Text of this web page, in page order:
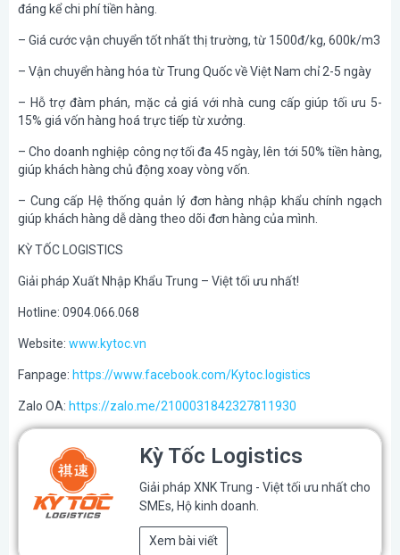
đáng kể chi phí tiền hàng.
– Giá cước vận chuyển tốt nhất thị trường, từ 1500đ/kg, 600k/m3
– Vận chuyển hàng hóa từ Trung Quốc về Việt Nam chỉ 2-5 ngày
– Hỗ trợ đàm phán, mặc cả giá với nhà cung cấp giúp tối ưu 5-
15% giá vốn hàng hoá trực tiếp từ xưởng.
– Cho doanh nghiệp công nợ tối đa 45 ngày, lên tới 50% tiền hàng,
giúp khách hàng chủ động xoay vòng vốn.
– Cung cấp Hệ thống quản lý đơn hàng nhập khẩu chính ngạch
giúp khách hàng dễ dàng theo dõi đơn hàng của mình.
KỲ TỐC LOGISTICS
Giải pháp Xuất Nhập Khẩu Trung – Việt tối ưu nhất!
Hotline: 0904.066.068
Website: www.kytoc.vn
Fanpage: https://www.facebook.com/Kytoc.logistics
Zalo OA: https://zalo.me/2100031842327811930
Kỳ Tốc Logistics
Giải pháp XNK Trung - Việt tối ưu nhất cho
SMEs, Hộ kinh doanh.
Xem bài viết